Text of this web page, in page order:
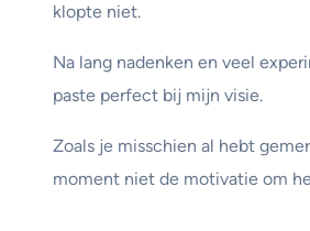
klopte niet.
Na lang nadenken en veel
paste perfect bij mijn visie.
Zoals je misschien al hebt
moment niet de motivatie om